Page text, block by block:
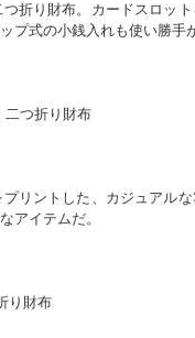
折り財布。カードスロッ
プ式の小銭入れも使い勝手
二つ折り財布
リントした、カジュアル
アイテムだ。
り財布